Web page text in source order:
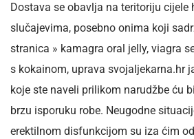
Dostava se obavlja na teritoriju cijele
slučajevima, posebno onima koji
stranica » kamagra oral jelly, viagra
s kokainom, uprava svojaljekarna.hr
koje ste naveli prilikom narudžbe ću
brzu isporuku robe. Neugodne
erektilnom disfunkcijom su iza ćim